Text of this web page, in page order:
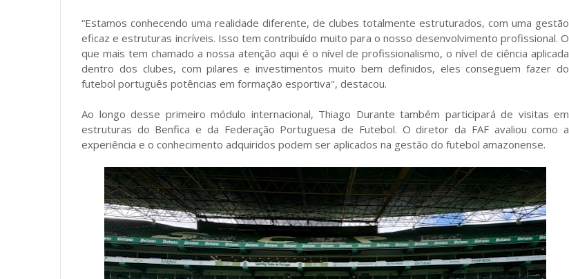
“Estamos conhecendo uma realidade diferente, de clubes totalmente estruturados, com uma gestão
eficaz e estruturas incríveis. Isso tem contribuído muito para o nosso desenvolvimento profissional. O
que mais tem chamado a nossa atenção aqui é o nível de profissionalismo, o nível de ciência aplicada
dentro dos clubes, com pilares e investimentos muito bem definidos, eles conseguem fazer do
futebol português potências em formação esportiva", destacou.
Ao longo desse primeiro módulo internacional, Thiago Durante também participará de visitas em
estruturas do Benfica e da Federação Portuguesa de Futebol. O diretor da FAF avaliou como a
experiência e o conhecimento adquiridos podem ser aplicados na gestão do futebol amazonense.